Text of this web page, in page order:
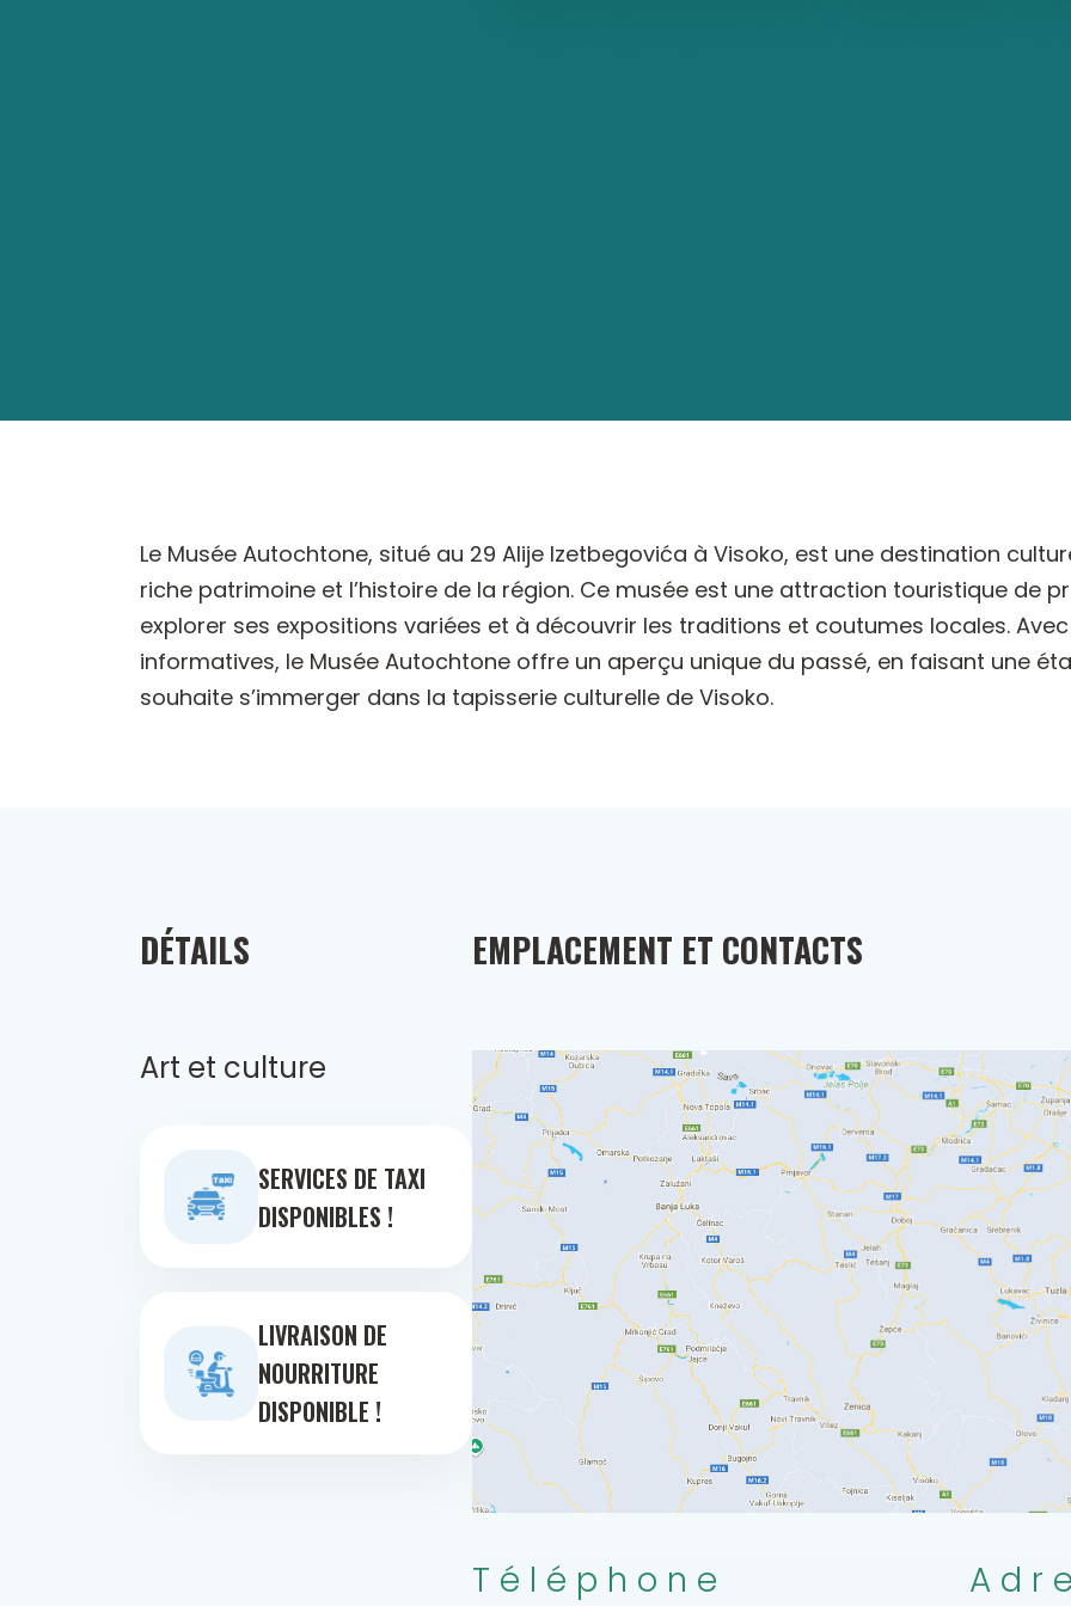
Le Musée Autochtone, situé au 29 Alije Izetbegovića à Visoko, est une destination
riche patrimoine et l’histoire de la région. Ce musée est une attraction touristique de
explorer ses expositions variées et à découvrir les traditions et coutumes locales.
informatives, le Musée Autochtone offre un aperçu unique du passé, en faisant une
souhaite s’immerger dans la tapisserie culturelle de Visoko.
DÉTAILS
Art et culture
SERVICES DE TAXI
DISPONIBLES !
LIVRAISON DE
NOURRITURE
DISPONIBLE !
EMPLACEMENT ET CONTACTS
Téléphone